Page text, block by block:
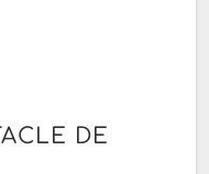
DE